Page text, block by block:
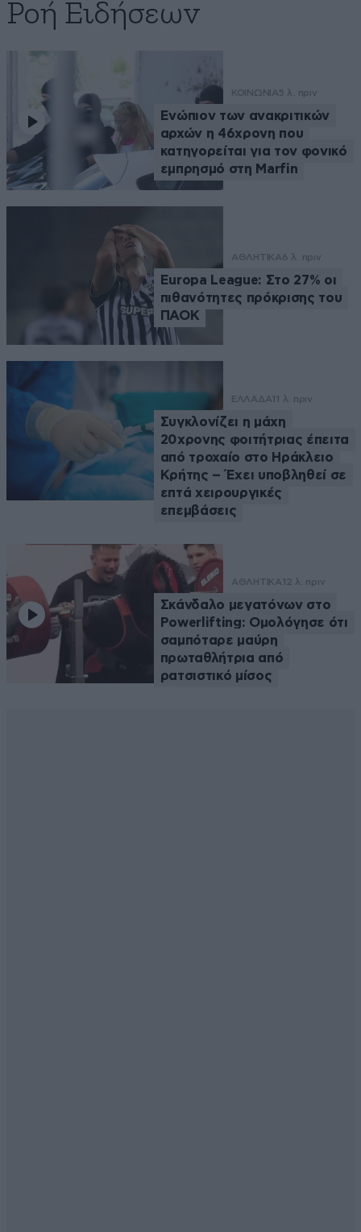
Ροή Ειδήσεων
ΚΟΙΝΩΝΙΑ5 λ. πριν
Ενώπιον των ανακριτικών
αρχών η 46χρονη που
κατηγορείται για τον φονικό
εμπρησμό στη Marfin
ΑΘΛΗΤΙΚΑ6 λ. πριν
Europa League: Στο 27% οι
πιθανότητες πρόκρισης του
ΠΑΟΚ
ΕΛΛΑΔΑ 11 λ. πριν
Συγκλονίζει η μάχη
20χρονης φοιτήτριας έπειτα
από τροχαίο στο Ηράκλειο
Κρήτης – Έχει υποβληθεί σε
επτά χειρουργικές
επεμβάσεις
ΑΘΛΗΤΙΚΑ 12 λ. πριν
Σκάνδαλο μεγατόνων στο
Powerlifting: Ομολόγησε ότι
σαμπόταρε μαύρη
πρωταθλήτρια από
ρατσιστικό μίσος